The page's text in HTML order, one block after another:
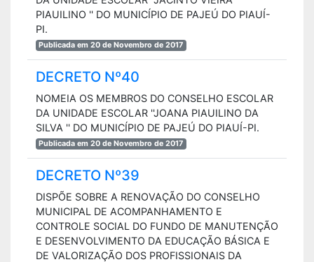
PIAUILINO '' DO MUNICÍPIO DE PAJEÚ DO PIAUÍ-
PI.
Publicada em 20 de Novembro de 2017
DECRETO Nº40
NOMEIA OS MEMBROS DO CONSELHO ESCOLAR
DA UNIDADE ESCOLAR ''JOANA PIAUILINO DA
SILVA '' DO MUNICÍPIO DE PAJEÚ DO PIAUÍ-PI.
Publicada em 20 de Novembro de 2017
DECRETO Nº39
DISPÕE SOBRE A RENOVAÇÃO DO CONSELHO
MUNICIPAL DE ACOMPANHAMENTO E
CONTROLE SOCIAL DO FUNDO DE MANUTENÇÃO
E DESENVOLVIMENTO DA EDUCAÇÃO BÁSICA E
DE VALORIZAÇÃO DOS PROFISSIONAIS DA